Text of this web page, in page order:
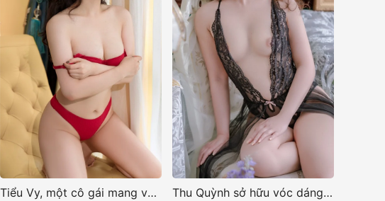
Tiểu Vy, một cô gái mang vẻ đẹp lai Tây quyến rũ
Thu Quỳnh sở hữu vóc dáng model quyến rũ